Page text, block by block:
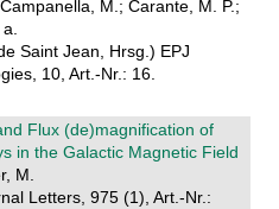
M.; Carante, M. P.;
Saint Jean, Hrsg.) EPJ
10, Art.-Nr.: 16.
Flux (de)magnification of
in the Galactic Magnetic Field
M.
Letters, 975 (1), Art.-Nr.: